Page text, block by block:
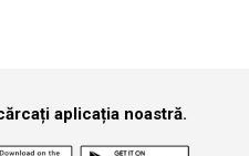
aplicația noastră.